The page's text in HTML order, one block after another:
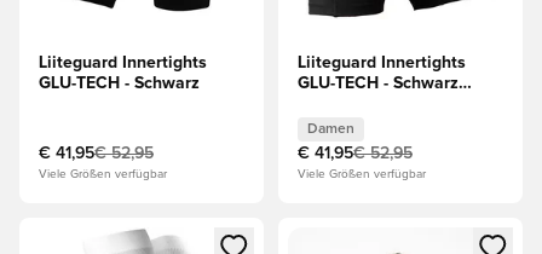
Liiteguard Innertights
GLU-TECH - Schwarz
€ 41,95€ 52,95
Viele Größen verfügbar
Liiteguard Innertights
GLU-TECH - Schwarz
Damen
€ 41,95€ 52,95
Viele Größen verfügbar
Öffnet ein Fenster zum Anmelden oder Registrieren als
Öffnet ein Fenster zum